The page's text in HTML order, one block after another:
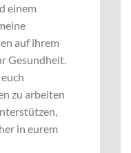
einem
auf ihrem
Gesundheit.
zu arbeiten
in eurem